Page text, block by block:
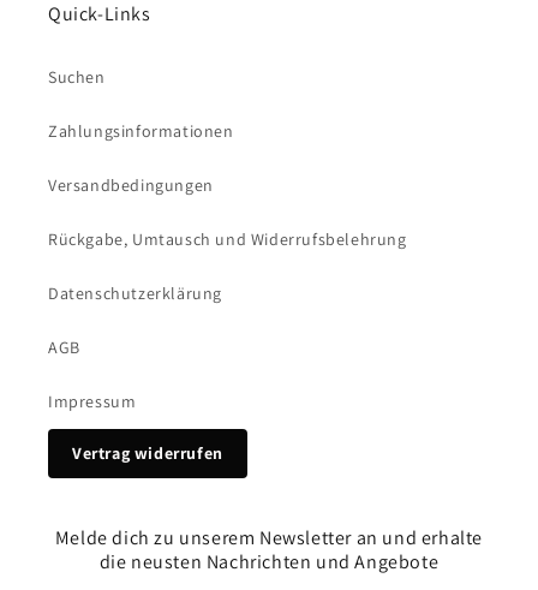
Quick-Links
Suchen
Zahlungsinformationen
Versandbedingungen
Rückgabe, Umtausch und Widerrufsbelehrung
Datenschutzerklärung
AGB
Impressum
Vertrag widerrufen
Melde dich zu unserem Newsletter an und erhalte
die neusten Nachrichten und Angebote